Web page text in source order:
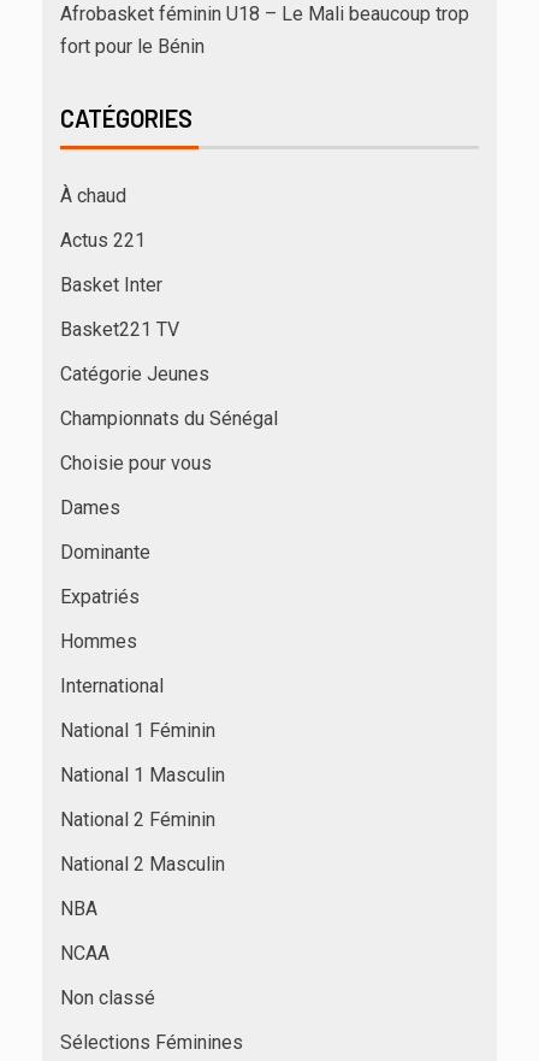
Afrobasket féminin U18 – Le Mali beaucoup trop
fort pour le Bénin
CATÉGORIES
À chaud
Actus 221
Basket Inter
Basket221 TV
Catégorie Jeunes
Championnats du Sénégal
Choisie pour vous
Dames
Dominante
Expatriés
Hommes
International
National 1 Féminin
National 1 Masculin
National 2 Féminin
National 2 Masculin
NBA
NCAA
Non classé
Sélections Féminines